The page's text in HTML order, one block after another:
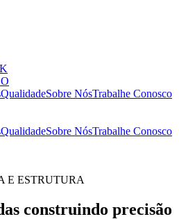
QualidadeSobre NósTrabalhe Conosco
QualidadeSobre NósTrabalhe Conosco
E ESTRUTURA
construindo precisão